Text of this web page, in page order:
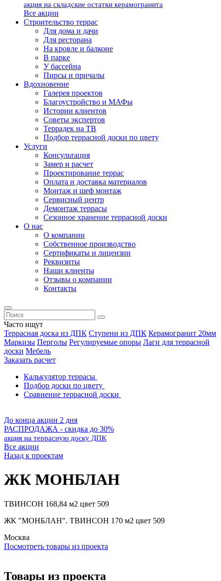
акция на складские остатки керамогранита
Все акции
Строительство террас
Для дома и дачи
Для ресторана
На кровле и балконе
В парке
У бассейна
Пирсы и причалы
Вдохновение
Галерея проектов
Благоустройство и МАФы
Истории клиентов
Советы экспертов
Террадек на ТВ
Подбор террасной доски по цвету
Услуги
Консультация
Замер и расчет
Проектирование террас
Оплата и доставка материалов
Монтаж и шеф монтаж
Сервисный центр
Демонтаж террасы
Сезонное хранение террасной доски
О нас
О компании
Собственное производство
Сертификаты и лицензии
Реквизиты
Наши клиенты
Отзывы о компании
Контакты
Часто ищут
Террасная доска из ДПК Ступени из ДПК Керамогранит 20мм
Маркизы Перголы Регулируемые опоры Лаги для террасной
доски Мебель
Заказать расчет
Калькулятор террасы
Подбор доски по цвету
Сравнение террасной доски
До конца акции 2 дня
РАСПРОДАЖА - скидка до 30%
акция на террасную доску ДПК
Все акции
Назад к проектам
ЖК МОНБЛАН
ТВИНСОН 168,84 м2 цвет 509
ЖК "МОНБЛАН". ТВИНСОН 170 м2 цвет 509
Москва
Посмотреть товары из проекта
Товары из проекта